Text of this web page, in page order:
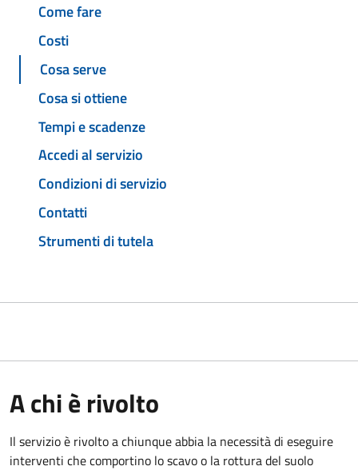
Come fare
Costi
Cosa serve
Cosa si ottiene
Tempi e scadenze
Accedi al servizio
Condizioni di servizio
Contatti
Strumenti di tutela
A chi è rivolto
Il servizio è rivolto a chiunque abbia la necessità di eseguire
interventi che comportino lo scavo o la rottura del suolo